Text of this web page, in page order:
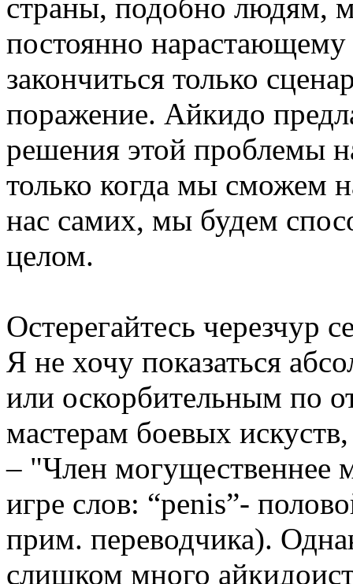
страны, подобно людям,
постоянно
закончиться только
поражение. Айкидо
решения этой проблемы
только когда мы сможем
нас самих, мы будем
целом.
Остерегайтесь черезчур
Я не хочу показаться
или оскорбительным по
мастерам боевых
– "Член могущественнее
игре слов: “penis”-
прим. переводчика).
слишком много